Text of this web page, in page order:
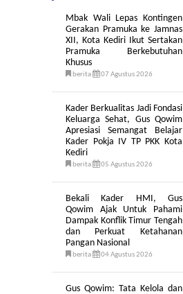
Mbak Wali Lepas Kontingen
Gerakan Pramuka ke Jamnas
XII, Kota Kediri Ikut Sertakan
Pramuka Berkebutuhan
Khusus
berita 07 Agustus 2026
Kader Berkualitas Jadi Fondasi
Keluarga Sehat, Gus Qowim
Apresiasi Semangat Belajar
Kader Pokja IV TP PKK Kota
Kediri
berita 05 Agustus 2026
Bekali Kader HMI, Gus
Qowim Ajak Untuk Pahami
Dampak Konflik Timur Tengah
dan Perkuat Ketahanan
Pangan Nasional
berita 04 Agustus 2026
Gus Qowim: Tata Kelola dan